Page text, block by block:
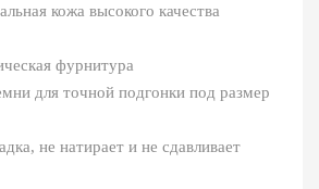
кожа высокого качества
фурнитура
для точной подгонки под размер
не натирает и не сдавливает